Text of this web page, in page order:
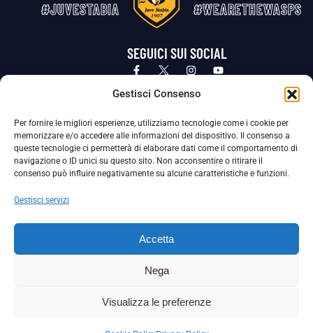
Gestisci Consenso
Per fornire le migliori esperienze, utilizziamo tecnologie come i cookie per
memorizzare e/o accedere alle informazioni del dispositivo. Il consenso a
queste tecnologie ci permetterà di elaborare dati come il comportamento di
navigazione o ID unici su questo sito. Non acconsentire o ritirare il
consenso può influire negativamente su alcune caratteristiche e funzioni.
Gestisci servizi
Accetta
Nega
Visualizza le preferenze
#JUVESTABIA #WEARETHEWASPS
SEGUICI SUI SOCIAL
Privacy Policy Cookie Policy
La Società ha nominato il Responsabile della Protezione dei Dati Personali (DPO), figura specializzata che vigila sulle modalità
adottate dalla nostra Società per tutelare i Suoi dati personali.
Per contattare il DPO può scrivere a
La Società ha inoltre adottato un proprio Codice Etico, consultabile al seguente link:
Scarica il Codice Etico